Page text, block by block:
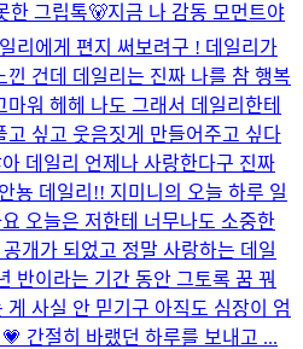
한 그립톡🐻지금 나 감동 모먼트야
리에게 편지 써보려구 ! 데일리가
건데 데일리는 진짜 나를 참 행복
워 헤헤 나도 그래서 데일리한테
고 싶고 웃음짓게 만들어주고 싶다
데일리 언제나 사랑한다구 진짜
안뇽 데일리!! 지미니의 오늘 하루 일
오늘은 저한테 너무나도 소중한
개가 되었고 정말 사랑하는 데일
반이라는 기간 동안 그토록 꿈 꿔
사실 안 믿기구 아직도 심장이 엄
간절히 바랬던 하루를 보내고 ...